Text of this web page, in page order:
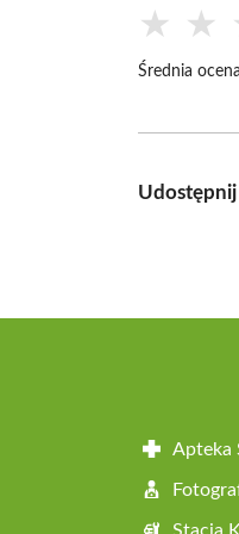
★ ★
Średnia
Udostępnij
Apteka
Stacja